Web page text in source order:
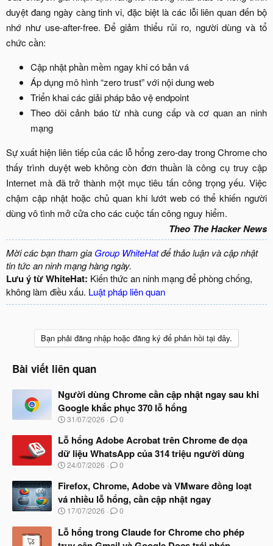
duyệt đang ngày càng tinh vi, đặc biệt là các lỗi liên quan đến bộ
nhớ như use-after-free. Để giảm thiểu rủi ro, người dùng và tổ
chức cần:​
Cập nhật phần mềm ngay khi có bản vá​
Áp dụng mô hình “zero trust” với nội dung web​
Triển khai các giải pháp bảo vệ endpoint​
Theo dõi cảnh báo từ nhà cung cấp và cơ quan an ninh
mạng​
Sự xuất hiện liên tiếp của các lỗ hổng zero-day trong Chrome cho
thấy trình duyệt web không còn đơn thuần là công cụ truy cập
Internet mà đã trở thành một mục tiêu tấn công trọng yếu. Việc
chậm cập nhật hoặc chủ quan khi lướt web có thể khiến người
dùng vô tình mở cửa cho các cuộc tấn công nguy hiểm.​
Theo The Hacker News
Mời các bạn tham gia Group WhiteHatđể thảo luận và cập nhật
tin tức an ninh mạng hàng ngày.
Lưu ý từ WhiteHat: Kiến thức an ninh mạng để phòng chống,
không làm điều xấu. Luật pháp liên quan
Bạn phải đăng nhập hoặc đăng ký để phản hồi tại đây.
Bài viết liên quan
Người dùng Chrome cần cập nhật ngay sau khi
Google khắc phục 370 lỗ hổng
N
à
b
ắ
đ
ầ
u
31/07/2026 0
Lỗ hổng Adobe Acrobat trên Chrome đe dọa
dữ liệu WhatsApp của 314 triệu người dùng
N
à
b
ắ
đ
ầ
24/07/2026 0
Firefox, Chrome, Adobe và VMware đồng loạt
vá nhiều lỗ hổng, cần cập nhật ngay
N
à
y
17/07/2026 0
Lỗ hổng trong Claude for Chrome cho phép